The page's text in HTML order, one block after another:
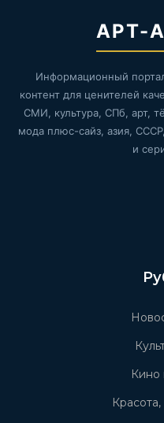
АРТ-
Информационный
контент для ценителей
СМИ, культура, СПб, арт,
мода плюс-сайз, азия,
и
Кино